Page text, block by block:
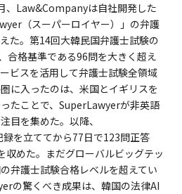
、Law&Companyは自社開発した
（スーパーロイヤー）」の弁護
た。第14回大韓民国弁護士試験の
合格基準である96問を大きく超え
ビスを活用して弁護士試験全領域
に入ったのは、米国とイギリスを
たことで、SuperLawyerが非英語
目を集めた。以降、
を立ててから77日で123問正答
収めた。まだグローバルビッグテッ
弁護士試験合格レベルを超えてい
の驚くべき成果は、韓国の法律AI